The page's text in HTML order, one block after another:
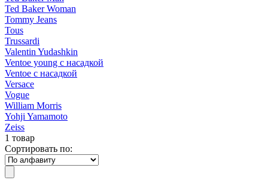
Ted Baker Woman
Tommy Jeans
Tous
Trussardi
Valentin Yudashkin
Ventoe young с насадкой
Ventoe с насадкой
Versace
Vogue
William Morris
Yohji Yamamoto
Zeiss
1 товар
Сортировать по: